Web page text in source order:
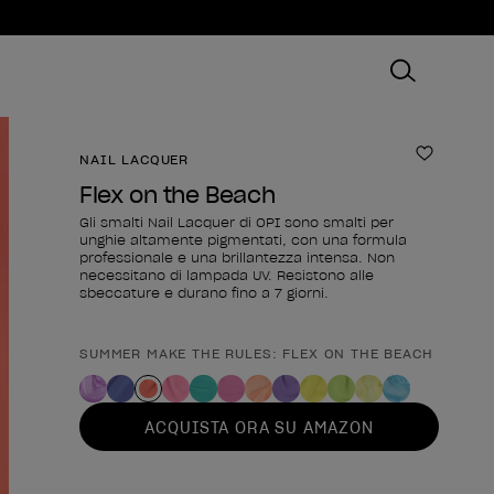
NAIL LACQUER
Flex on the Beach
Gli smalti Nail Lacquer di OPI sono smalti per
unghie altamente pigmentati, con una formula
professionale e una brillantezza intensa. Non
necessitano di lampada UV. Resistono alle
sbeccature e durano fino a 7 giorni.
Forma del prodotto
SUMMER MAKE THE RULES: FLEX ON THE BEACH
ACQUISTA ORA SU AMAZON